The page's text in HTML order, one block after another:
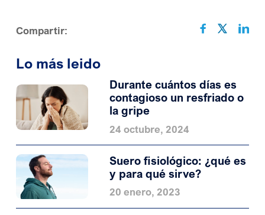
Compartir:
Lo más leido
Durante cuántos días es
contagioso un resfriado o
la gripe
24 octubre, 2024
Suero fisiológico: ¿qué es
y para qué sirve?
20 enero, 2023